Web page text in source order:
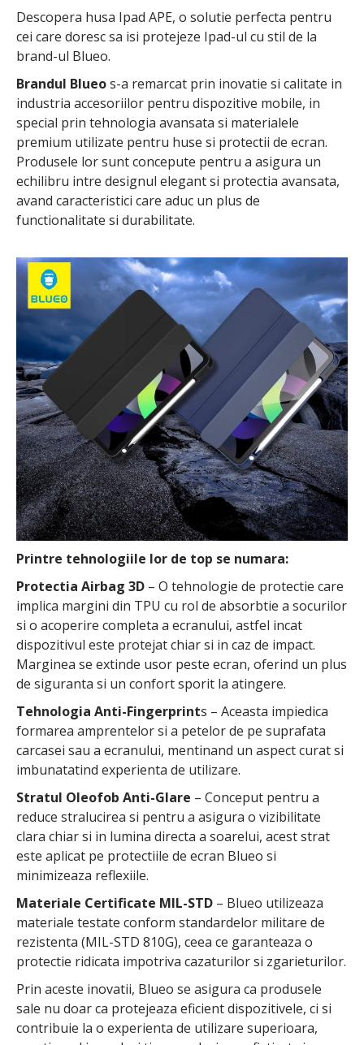
Descopera husa Ipad APE, o solutie perfecta pentru
cei care doresc sa isi protejeze Ipad-ul cu stil de la
brand-ul Blueo.
Brandul Blueos-a remarcat prin inovatie si calitate in
industria accesoriilor pentru dispozitive mobile, in
special prin tehnologia avansata si materialele
premium utilizate pentru huse si protectii de ecran.
Produsele lor sunt concepute pentru a asigura un
echilibru intre designul elegant si protectia avansata,
avand caracteristici care aduc un plus de
functionalitate si durabilitate.
Printre tehnologiile lor de top se numara:
Protectia Airbag 3D – O tehnologie de protectie care
implica margini din TPU cu rol de absorbtie a socurilor
si o acoperire completa a ecranului, astfel incat
dispozitivul este protejat chiar si in caz de impact.
Marginea se extinde usor peste ecran, oferind un plus
de siguranta si un confort sporit la atingere.
Tehnologia Anti-Fingerprints – Aceasta impiedica
formarea amprentelor si a petelor de pe suprafata
carcasei sau a ecranului, mentinand un aspect curat si
imbunatatind experienta de utilizare.
Stratul Oleofob Anti-Glare – Conceput pentru a
reduce stralucirea si pentru a asigura o vizibilitate
clara chiar si in lumina directa a soarelui, acest strat
este aplicat pe protectiile de ecran Blueo si
minimizeaza reflexiile.
Materiale Certificate MIL-STD – Blueo utilizeaza
materiale testate conform standardelor militare de
rezistenta (MIL-STD 810G), ceea ce garanteaza o
protectie ridicata impotriva cazaturilor si zgarieturilor.
Prin aceste inovatii, Blueo se asigura ca produsele
sale nu doar ca protejeaza eficient dispozitivele, ci si
contribuie la o experienta de utilizare superioara,